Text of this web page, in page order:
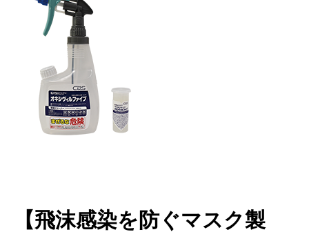
【飛沫感染を防ぐマスク製